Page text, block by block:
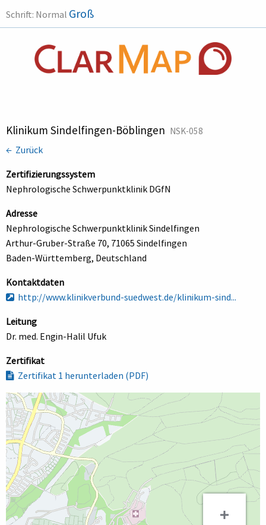
Schrift: Normal Groß
Klinikum Sindelfingen-Böblingen NSK-058
← Zurück
Zertifizierungssystem
Nephrologische Schwerpunktklinik DGfN
Adresse
Nephrologische Schwerpunktklinik Sindelfingen
Arthur-Gruber-Straße 70, 71065 Sindelfingen
Baden-Württemberg, Deutschland
Kontaktdaten
http://www.klinikverbund-suedwest.de/klinikum-sind...
Leitung
Dr. med. Engin-Halil Ufuk
Zertifikat
Zertifikat 1 herunterladen (PDF)